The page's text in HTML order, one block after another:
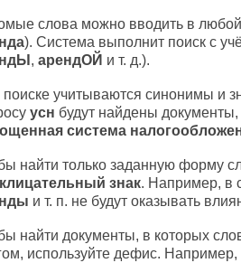
слова можно вводить в
). Система выполнит поиск с
, арендОЙ и т. д.).
поиске учитываются синонимы и
усн будут найдены
система
найти только заданную форму
знак. Например, в
и т. п. не будут оказывать
найти документы, в которых
используйте дефис. Например,